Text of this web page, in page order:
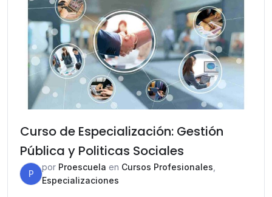
Curso de Especialización: Gestión
Pública y Politicas Sociales
P
por Proescuela en Cursos Profesionales
Especializaciones